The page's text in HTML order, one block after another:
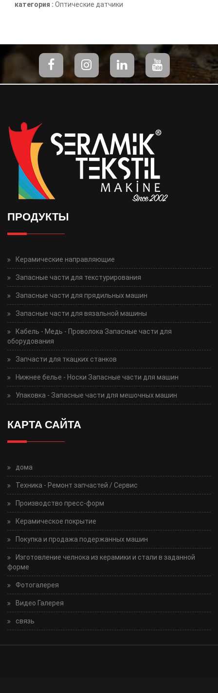
категория : Оптические датчики
ПРОДУКТЫ
Керамические направляющие
Запасные части для текстурирования
Запасные части для прядильных машин
Запасные части для вязальной машины
Кабель - Медь - Проволока Запасные части для
оборудования
Запчасти для ткацких станков
Нижнее белье - Носки Запасные части для машин
Упаковка - Запасные части для мешочных машин
КАРТА САЙТА
дома
Техника - Ремонт запчастей / Сервис
Производство пресс-форм
Керамическое покрытие
Покупка и продажа подержанных машин
Изготовление челнока из керамики и стали в заданной
форме
Фотогалерея
Видео Галерея
связь